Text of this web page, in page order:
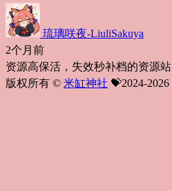
琉璃咲夜-LiuliSakuya
2个月前
资源高保活，失效秒补档的资源站
版权所有 © 米缸神社 💝2024-2026